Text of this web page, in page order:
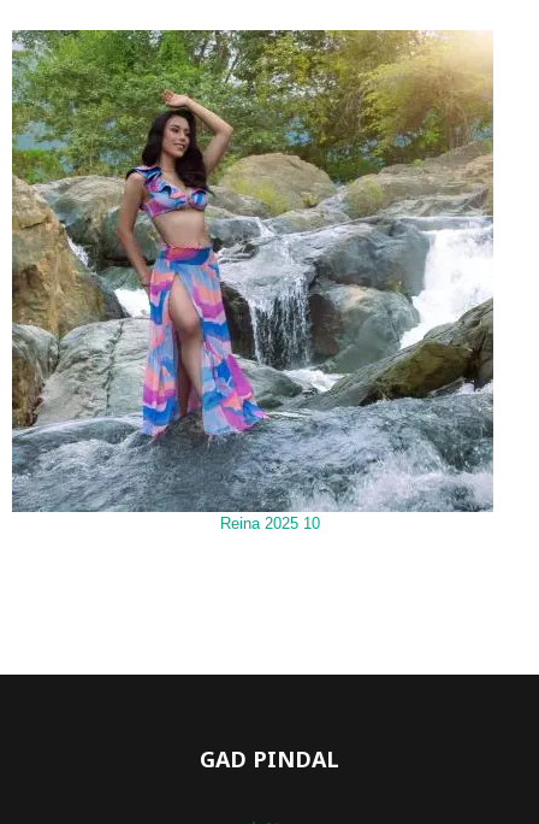
Reina 2025 10
GAD PINDAL